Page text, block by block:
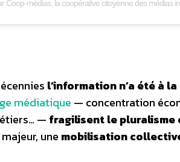
l’information n’a été à
médiatique — concentration
— fragilisent le pluralisme
une mobilisation